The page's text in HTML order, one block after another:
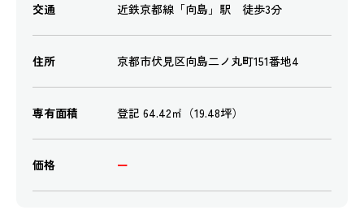
交通 近鉄京都線「向島」駅 徒歩3分
住所 京都市伏見区向島二ノ丸町151番地4
専有面積 登記 64.42㎡（19.48坪）
価格 ー